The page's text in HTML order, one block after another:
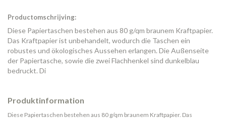
Productomschrijving:
Diese Papiertaschen bestehen aus 80 g/qm braunem Kraftpapier.
Das Kraftpapier ist unbehandelt, wodurch die Taschen ein
robustes und ökologisches Aussehen erlangen. Die Außenseite
der Papiertasche, sowie die zwei Flachhenkel sind dunkelblau
bedruckt. Di
Produktinformation
Diese Papiertaschen bestehen aus 80 g/qm braunem Kraftpapier. Das